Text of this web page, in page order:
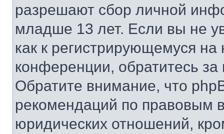
разрешают сбор личной
младше 13 лет. Если вы не
как к регистрирующемуся
конференции, обратитесь
Обратите внимание, что
рекомендаций по правовым
юридических отношений,